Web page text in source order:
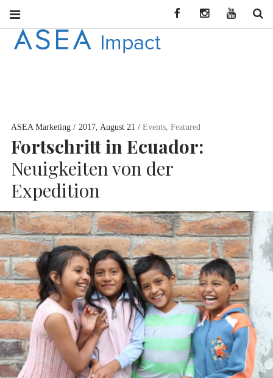
DEU
ASEA Marketing 2017, August 21 Events, Featured
Fortschritt in Ecuador:
Neuigkeiten von der
Expedition
Facebook Instagram YouTube